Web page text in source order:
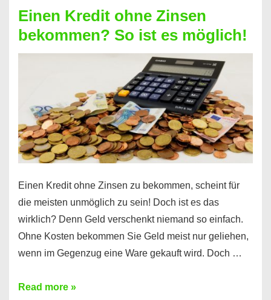
Festvertrag
für
jeden
erfahren
Sie
es
Einen Kredit ohne Zinsen
bekommen? So ist es möglich!
Einen Kredit ohne Zinsen zu bekommen, scheint für
die meisten unmöglich zu sein! Doch ist es das
wirklich? Denn Geld verschenkt niemand so einfach.
Ohne Kosten bekommen Sie Geld meist nur geliehen,
wenn im Gegenzug eine Ware gekauft wird. Doch …
Einen
Read more »